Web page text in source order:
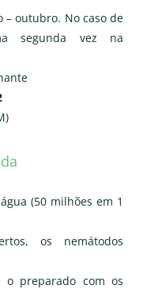
outubro. No caso de
segunda vez na
(50 milhões em 1
os nemátodos
o preparado com os